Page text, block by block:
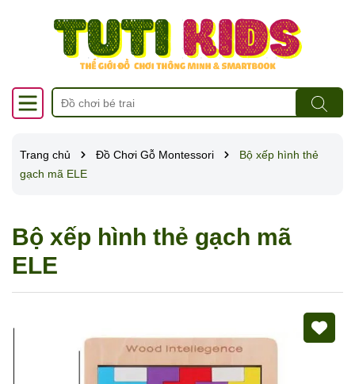
Trang chủ Đồ Chơi Gỗ Montessori
Bộ xếp hình thẻ
gạch mã ELE
Bộ xếp hình thẻ gạch mã
ELE